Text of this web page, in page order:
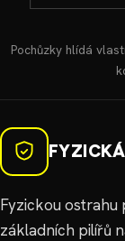
Pochůzky hlídá
Fyzickou ostrahu
základních pilířů